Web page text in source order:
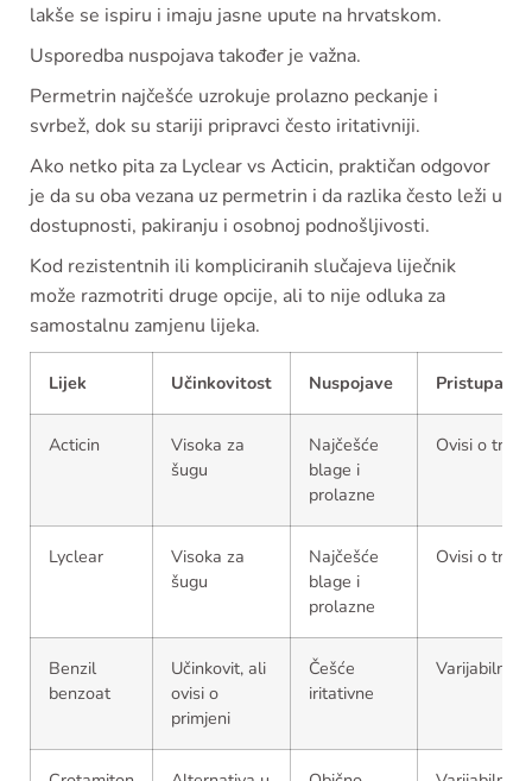
lakše se ispiru i imaju jasne upute na hrvatskom.
Usporedba nuspojava također je važna.
Permetrin najčešće uzrokuje prolazno peckanje i
svrbež, dok su stariji pripravci često iritativniji.
Ako netko pita za Lyclear vs Acticin, praktičan odgovor
je da su oba vezana uz permetrin i da razlika često leži u
dostupnosti, pakiranju i osobnoj podnošljivosti.
Kod rezistentnih ili kompliciranih slučajeva liječnik
može razmotriti druge opcije, ali to nije odluka za
samostalnu zamjenu lijeka.
Lijek Učinkovitost Nuspojave
Acticin
Visoka za
šugu
Najčešće
blage i
prolazne
Ovisi o
Lyclear
Visoka za
šugu
Najčešće
blage i
prolazne
Ovisi o
Benzil
benzoat
Učinkovit, ali
ovisi o
primjeni
Češće
iritativne
Varijabilna